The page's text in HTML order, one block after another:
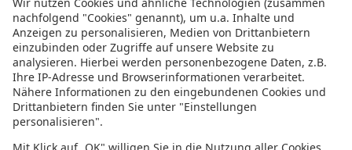
Datenschutz
Datenschutzeinstellungen